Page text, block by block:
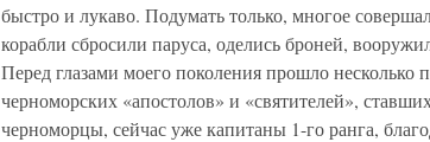
быстро и лукаво. Подумать только, многое
корабли сбросили паруса, оделись броней,
Перед глазами моего поколения прошло
черноморских «апостолов» и «святителей»,
черноморцы, сейчас уже капитаны 1-го ранга,